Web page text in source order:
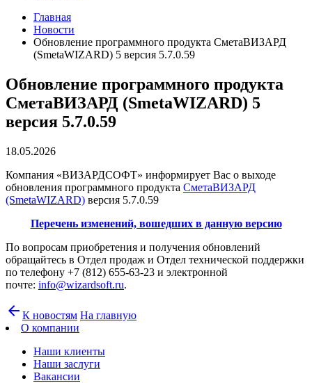
Главная
Новости
Обновление программного продукта СметаВИЗАРД
(SmetaWIZARD) 5 версия 5.7.0.59
Обновление программного продукта
СметаВИЗАРД (SmetaWIZARD) 5
версия 5.7.0.59
18.05.2026
Компания «ВИЗАРДСОФТ» информирует Вас о выходе
обновления программного продукта СметаВИЗАРД
(SmetaWIZARD) версия 5.7.0.59
Перечень изменений, вошедших в данную версию
По вопросам приобретения и получения обновлений
обращайтесь в Отдел продаж и Отдел технической поддержки
по телефону +7 (812) 655-63-23 и электронной
почте: info@wizardsoft.ru.
arrow_back К новостям На главную
О компании
Наши клиенты
Наши заслуги
Вакансии